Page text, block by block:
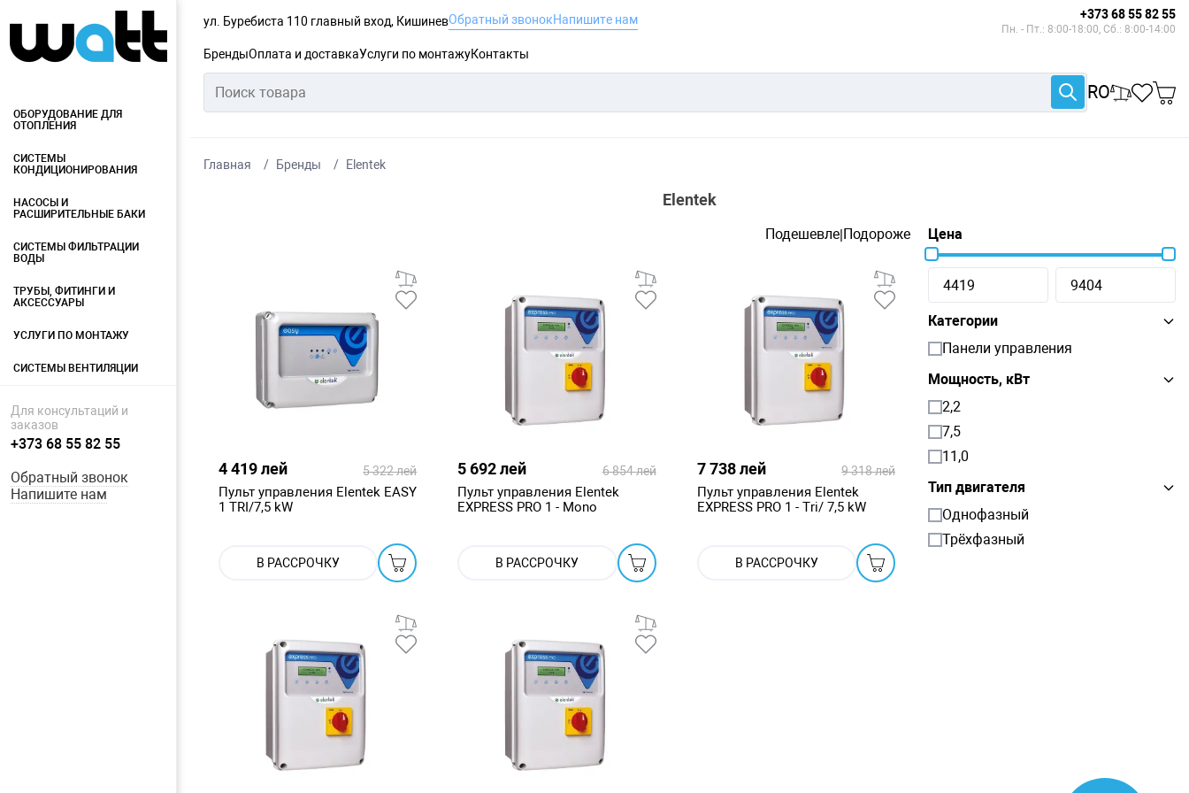
ул. Буребиста 110 главный вход, КишиневОбратный звонокНапишите нам +373 68 55 82 55
Пн. - Пт.: 8:00-18:00, Сб.: 8:00-14:00
БрендыОплата и доставкаУслуги по монтажуКонтакты
RO
ОБОРУДОВАНИЕ ДЛЯ
ОТОПЛЕНИЯ
СИСТЕМЫ
КОНДИЦИОНИРОВАНИЯ
НАСОСЫ И
РАСШИРИТЕЛЬНЫЕ БАКИ
СИСТЕМЫ ФИЛЬТРАЦИИ
ВОДЫ
ТРУБЫ, ФИТИНГИ И
АКСЕССУАРЫ
УСЛУГИ ПО МОНТАЖУ
СИСТЕМЫ ВЕНТИЛЯЦИИ
Для консультаций и
заказов
+373 68 55 82 55
Обратный звонок
Напишите нам
Главная Бренды Elentek
Elentek
Подешевле|Подороже
4 419 лей 5 322 лей
Пульт управления Elentek EASY
1 TRI/7,5 kW
В РАССРОЧКУ
5 692 лей 6 854 лей
Пульт управления Elentek
EXPRESS PRO 1 - Mono
В РАССРОЧКУ
7 738 лей 9 318 лей
Пульт управления Elentek
EXPRESS PRO 1 - Tri/ 7,5 kW
В РАССРОЧКУ
Цена
Категории
Панели управления
Мощность, кВт
2,2
7,5
11,0
Тип двигателя
Однофазный
Трёхфазный